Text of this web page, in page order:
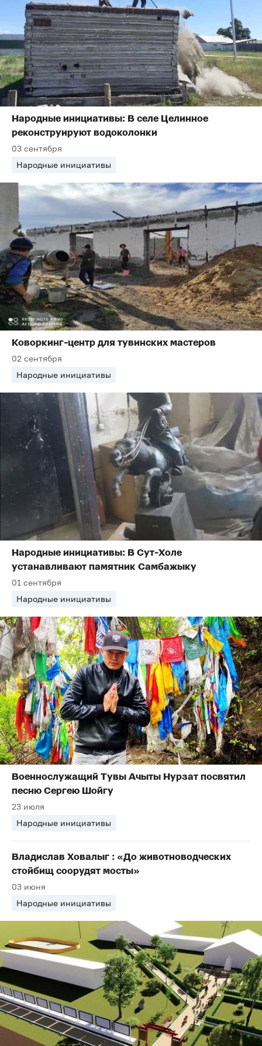
Народные инициативы: В селе Целинное
реконструируют водоколонки
03 сентября
Народные инициативы
Коворкинг-центр для тувинских мастеров
02 сентября
Народные инициативы
Народные инициативы: В Сут-Холе
устанавливают памятник Самбажыку
01 сентября
Народные инициативы
Военнослужащий Тувы Ачыты Нурзат посвятил
песню Сергею Шойгу
23 июля
Народные инициативы
Владислав Ховалыг : «До животноводческих
стойбищ соорудят мосты»
03 июня
Народные инициативы